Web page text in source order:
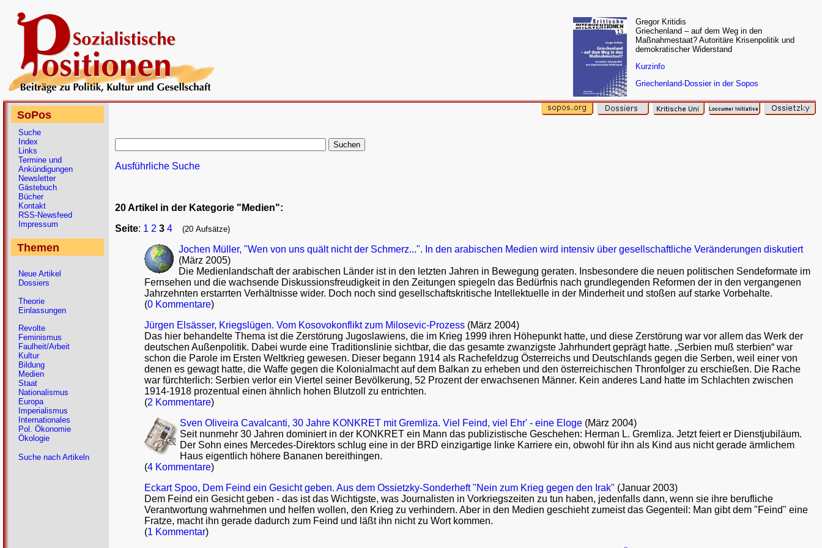
Gregor Kritidis
Griechenland – auf dem Weg in den
Maßnahmestaat? Autoritäre Krisenpolitik und
demokratischer Widerstand
Kurzinfo
Griechenland-Dossier in der Sopos
Ausführliche Suche
20 Artikel in der Kategorie "Medien":
Seite: 1 2 3 4 (20 Aufsätze)
Jochen Müller, "Wen von uns quält nicht der Schmerz...". In den arabischen Medien wird intensiv über gesellschaftliche Veränderungen diskutiert
(März 2005)
Die Medienlandschaft der arabischen Länder ist in den letzten Jahren in Bewegung geraten. Insbesondere die neuen politischen Sendeformate im
Fernsehen und die wachsende Diskussionsfreudigkeit in den Zeitungen spiegeln das Bedürfnis nach grundlegenden Reformen der in den vergangenen
Jahrzehnten erstarrten Verhältnisse wider. Doch noch sind gesellschaftskritische Intellektuelle in der Minderheit und stoßen auf starke Vorbehalte.
(0 Kommentare)
Jürgen Elsässer, Kriegslügen. Vom Kosovokonflikt zum Milosevic-Prozess (März 2004)
Das hier behandelte Thema ist die Zerstörung Jugoslawiens, die im Krieg 1999 ihren Höhepunkt hatte, und diese Zerstörung war vor allem das Werk der
deutschen Außenpolitik. Dabei wurde eine Traditionslinie sichtbar, die das gesamte zwanzigste Jahrhundert geprägt hatte. „Serbien muß sterbien“ war
schon die Parole im Ersten Weltkrieg gewesen. Dieser begann 1914 als Rachefeldzug Österreichs und Deutschlands gegen die Serben, weil einer von
denen es gewagt hatte, die Waffe gegen die Kolonialmacht auf dem Balkan zu erheben und den österreichischen Thronfolger zu erschießen. Die Rache
war fürchterlich: Serbien verlor ein Viertel seiner Bevölkerung, 52 Prozent der erwachsenen Männer. Kein anderes Land hatte im Schlachten zwischen
1914-1918 prozentual einen ähnlich hohen Blutzoll zu entrichten.
(2 Kommentare)
Sven Oliveira Cavalcanti, 30 Jahre KONKRET mit Gremliza. Viel Feind, viel Ehr' - eine Eloge (März 2004)
Seit nunmehr 30 Jahren dominiert in der KONKRET ein Mann das publizistische Geschehen: Herman L. Gremliza. Jetzt feiert er Dienstjubiläum.
Der Sohn eines Mercedes-Direktors schlug eine in der BRD einzigartige linke Karriere ein, obwohl für ihn als Kind aus nicht gerade ärmlichem
Haus eigentlich höhere Bananen bereithingen.
(4 Kommentare)
Eckart Spoo, Dem Feind ein Gesicht geben. Aus dem Ossietzky-Sonderheft "Nein zum Krieg gegen den Irak" (Januar 2003)
Dem Feind ein Gesicht geben - das ist das Wichtigste, was Journalisten in Vorkriegszeiten zu tun haben, jedenfalls dann, wenn sie ihre berufliche
Verantwortung wahrnehmen und helfen wollen, den Krieg zu verhindern. Aber in den Medien geschieht zumeist das Gegenteil: Man gibt dem "Feind" eine
Fratze, macht ihn gerade dadurch zum Feind und läßt ihn nicht zu Wort kommen.
(1 Kommentar)
SoPos
Suche
Index
Links
Termine und
Ankündigungen
Newsletter
Gästebuch
Bücher
Kontakt
RSS-Newsfeed
Impressum
Themen
Neue Artikel
Dossiers
Theorie
Einlassungen
Revolte
Feminismus
Faulheit/Arbeit
Kultur
Bildung
Medien
Staat
Nationalismus
Europa
Imperialismus
Internationales
Pol. Ökonomie
Ökologie
Suche nach Artikeln